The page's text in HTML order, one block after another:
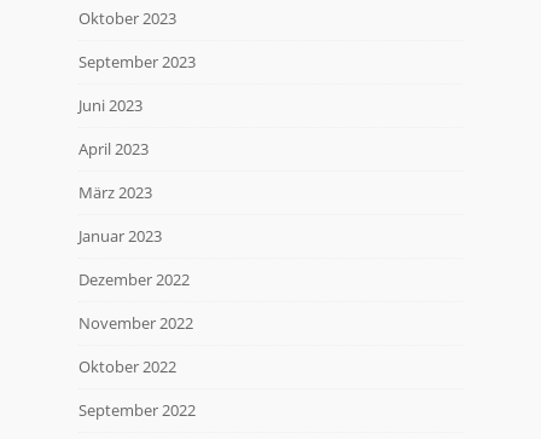
Oktober 2023
September 2023
Juni 2023
April 2023
März 2023
Januar 2023
Dezember 2022
November 2022
Oktober 2022
September 2022